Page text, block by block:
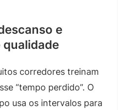
e
qualidade
corredores treinam
“tempo perdido”. O
usa os intervalos para